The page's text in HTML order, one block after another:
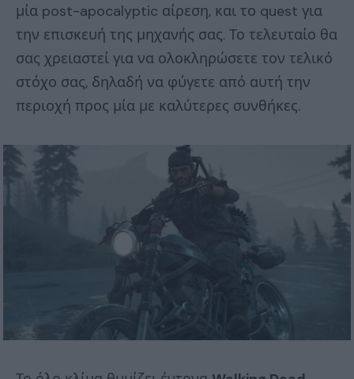
μία post-apocalyptic αίρεση, και το quest για
την επισκευή της μηχανής σας. Το τελευταίο θα
σας χρειαστεί για να ολοκληρώσετε τον τελικό
στόχο σας, δηλαδή να φύγετε από αυτή την
περιοχή προς μία με καλύτερες συνθήκες.